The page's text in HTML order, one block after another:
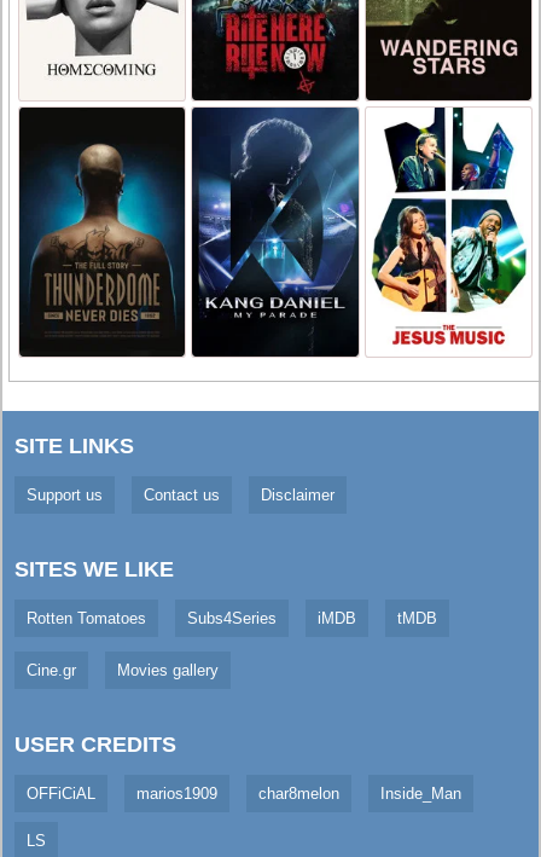
SITE LINKS
Support us Contact us Disclaimer
SITES WE LIKE
Rotten Tomatoes Subs4Series iMDB tMDB
Cine.gr Movies gallery
USER CREDITS
OFFiCiAL marios1909 char8melon Inside_Man
LS